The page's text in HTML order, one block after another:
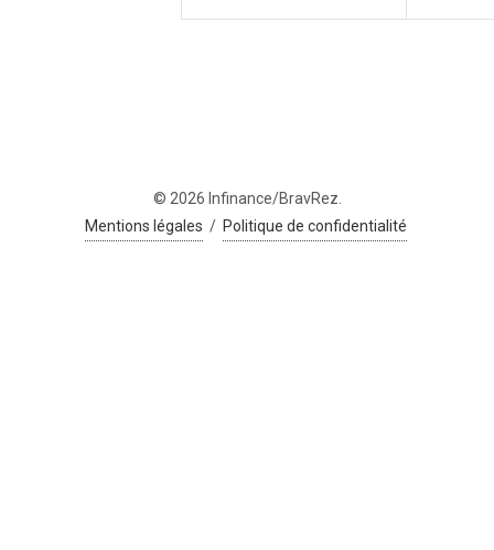
© 2026 Infinance/BravRez.
Mentions légales / Politique de confidentialité